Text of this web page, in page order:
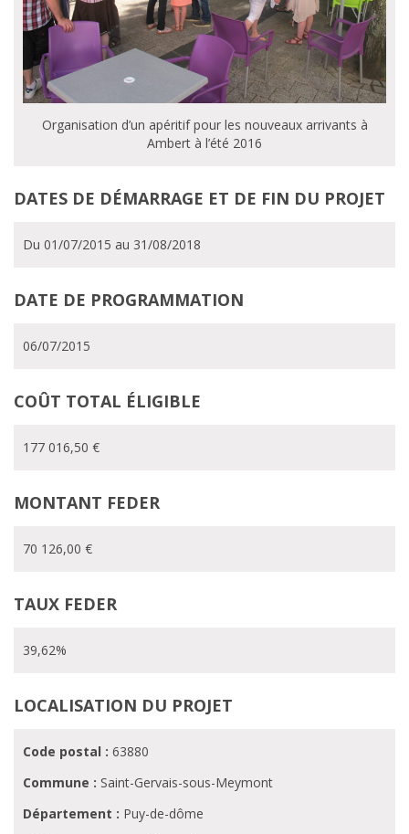
Organisation d’un apéritif pour les nouveaux arrivants à
Ambert à l’été 2016
DATES DE DÉMARRAGE ET DE FIN DU PROJET
Du 01/07/2015 au 31/08/2018
DATE DE PROGRAMMATION
06/07/2015
COÛT TOTAL ÉLIGIBLE
177 016,50 €
MONTANT FEDER
70 126,00 €
TAUX FEDER
39,62%
LOCALISATION DU PROJET
Code postal : 63880
Commune : Saint-Gervais-sous-Meymont
Département : Puy-de-dôme